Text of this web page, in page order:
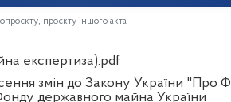
проєкту іншого акта
експертиза).pdf
змін до Закону України "Про
державного майна України